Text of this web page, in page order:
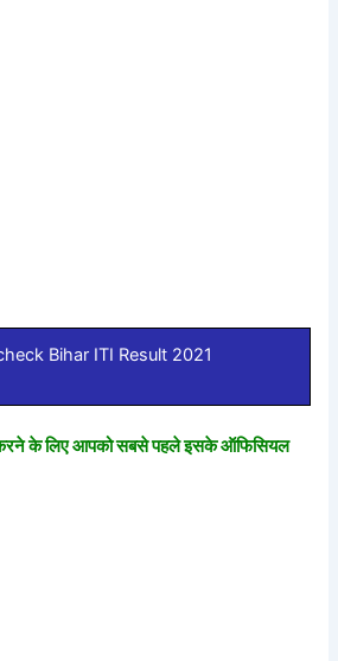
Bihar ITI Result 2021
करने के लिए आपको सबसे पहले इसके ऑफिसियल